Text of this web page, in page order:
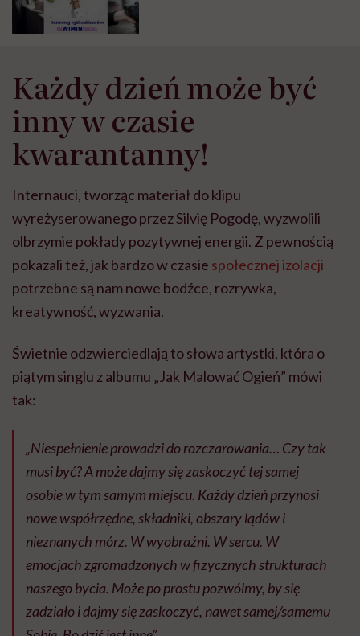
Każdy dzień może być
inny w czasie
kwarantanny!
Internauci, tworząc materiał do klipu
wyreżyserowanego przez Silvię Pogodę, wyzwolili
olbrzymie pokłady pozytywnej energii. Z pewnością
pokazali też, jak bardzo w czasie społecznej izolacji
potrzebne są nam nowe bodźce, rozrywka,
kreatywność, wyzwania.
Świetnie odzwierciedlają to słowa artystki, która o
piątym singlu z albumu „Jak Malować Ogień” mówi
tak:
„Niespełnienie prowadzi do rozczarowania… Czy tak
musi być? A może dajmy się zaskoczyć tej samej
osobie w tym samym miejscu. Każdy dzień przynosi
nowe współrzędne, składniki, obszary lądów i
nieznanych mórz. W wyobraźni. W sercu. W
emocjach zgromadzonych w fizycznych strukturach
naszego bycia. Może po prostu pozwólmy, by się
zadziało i dajmy się zaskoczyć, nawet samej/samemu